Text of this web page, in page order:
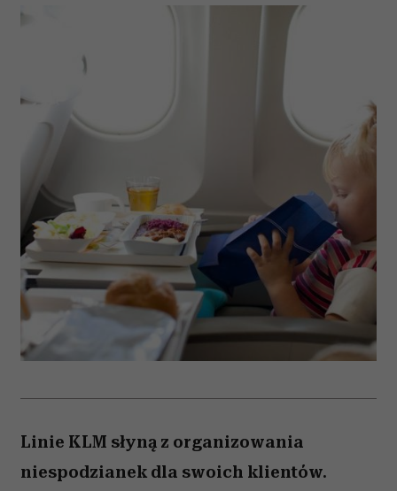
Linie KLM słyną z organizowania
niespodzianek dla swoich klientów.